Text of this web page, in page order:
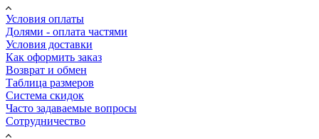
Условия оплаты
Долями - оплата частями
Условия доставки
Как оформить заказ
Возврат и обмен
Таблица размеров
Система скидок
Часто задаваемые вопросы
Сотрудничество